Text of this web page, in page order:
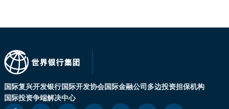
国际复兴开发银行国际开发协会国际金融公司多边投资担保机构
国际投资争端解决中心